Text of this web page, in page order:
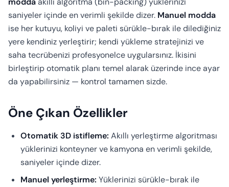
saniyeler içinde en verimli şekilde dizer. Manuel modda
ise her kutuyu, koliyi ve paleti sürükle-bırak ile dilediğiniz
yere kendiniz yerleştirir; kendi yükleme stratejinizi ve
saha tecrübenizi profesyonelce uygularsınız. İkisini
birleştirip otomatik planı temel alarak üzerinde ince ayar
da yapabilirsiniz — kontrol tamamen sizde.
Öne Çıkan Özellikler
Otomatik 3D istifleme: Akıllı yerleştirme algoritması
yüklerinizi konteyner ve kamyona en verimli şekilde,
saniyeler içinde dizer.
Manuel yerleştirme: Yüklerinizi sürükle-bırak ile